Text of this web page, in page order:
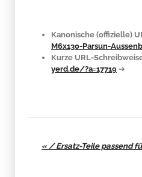
Kanonische (offizielle)
M6x130-Parsun-
Kurze URL-
yerd.de/?a=17719 ➔
« / Ersatz-Teile passend